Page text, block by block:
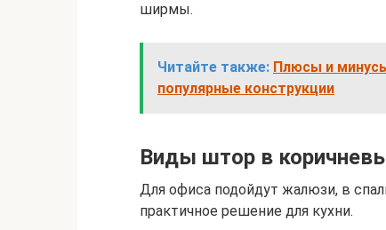
ширмы.
Читайте также: Плюсы и
популярные конструкции
Виды штор в
Для офиса подойдут жалюзи, в
практичное решение для кухни.